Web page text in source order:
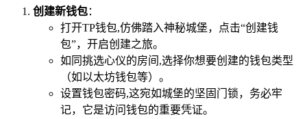
创建新钱包：
打开TP钱包,仿佛踏入神秘城堡，点击“创建钱
包”，开启创建之旅。
如同挑选心仪的房间,选择你想要创建的钱包类型
（如以太坊钱包等）。
设置钱包密码,这宛如城堡的坚固门锁，务必牢
记，它是访问钱包的重要凭证。